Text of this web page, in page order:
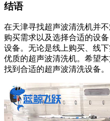
结语
在天津寻找超声波清洗机并
购买需求以及选择合适的设
设备。无论是线上购买、线
优质的超声波清洗机。希望
找到合适的超声波清洗设备。